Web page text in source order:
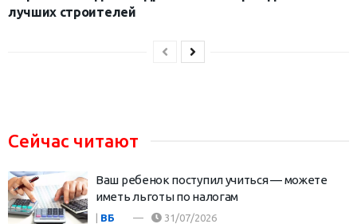
лучших строителей
Сейчас читают
Ваш ребенок поступил учиться — можете
иметь льготы по налогам
| ВБ 31/07/2026